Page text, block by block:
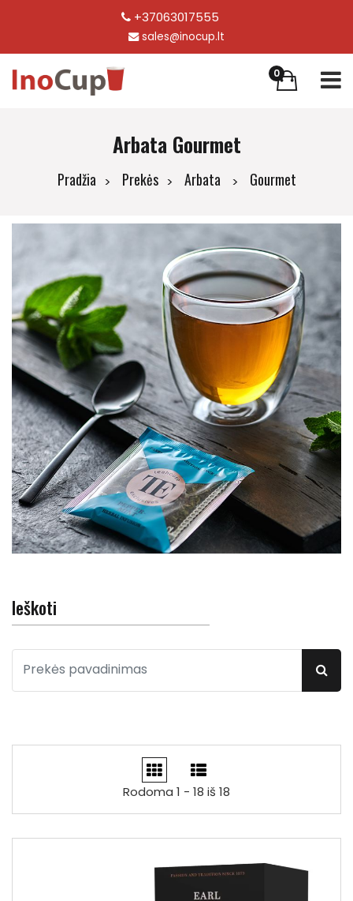
+37063017555
sales@inocup.lt
0
Arbata Gourmet
Pradžia Prekės Arbata Gourmet
Ieškoti
Rodoma 1 - 18 iš 18